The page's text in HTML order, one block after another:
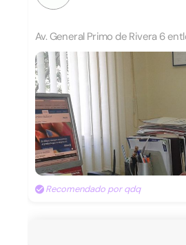
Av. General Primo de Rivera 6
Recomendado por qdq